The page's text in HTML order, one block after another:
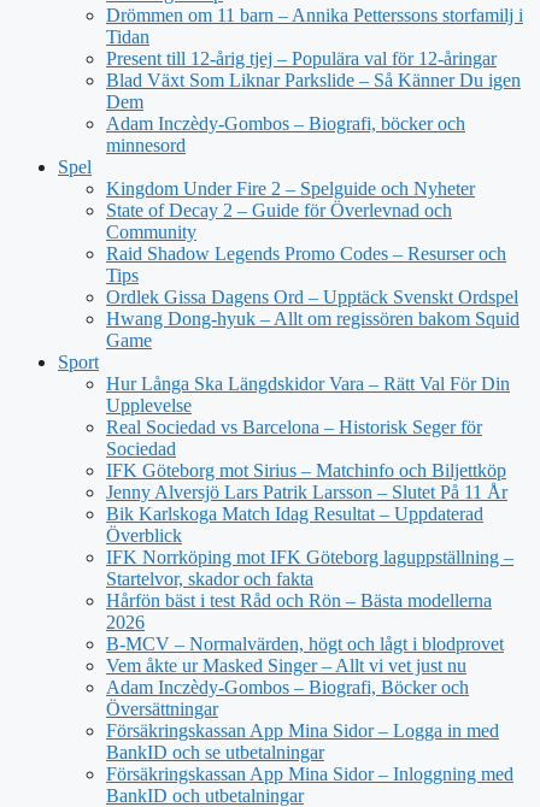
Drömmen om 11 barn – Annika Petterssons storfamilj i
Tidan
Present till 12-årig tjej – Populära val för 12-åringar
Blad Växt Som Liknar Parkslide – Så Känner Du igen
Dem
Adam Inczèdy-Gombos – Biografi, böcker och
minnesord
Spel
Kingdom Under Fire 2 – Spelguide och Nyheter
State of Decay 2 – Guide för Överlevnad och
Community
Raid Shadow Legends Promo Codes – Resurser och
Tips
Ordlek Gissa Dagens Ord – Upptäck Svenskt Ordspel
Hwang Dong-hyuk – Allt om regissören bakom Squid
Game
Sport
Hur Långa Ska Längdskidor Vara – Rätt Val För Din
Upplevelse
Real Sociedad vs Barcelona – Historisk Seger för
Sociedad
IFK Göteborg mot Sirius – Matchinfo och Biljettköp
Jenny Alversjö Lars Patrik Larsson – Slutet På 11 År
Bik Karlskoga Match Idag Resultat – Uppdaterad
Överblick
IFK Norrköping mot IFK Göteborg laguppställning –
Startelvor, skador och fakta
Hårfön bäst i test Råd och Rön – Bästa modellerna
2026
B-MCV – Normalvärden, högt och lågt i blodprovet
Vem åkte ur Masked Singer – Allt vi vet just nu
Adam Inczèdy-Gombos – Biografi, Böcker och
Översättningar
Försäkringskassan App Mina Sidor – Logga in med
BankID och se utbetalningar
Försäkringskassan App Mina Sidor – Inloggning med
BankID och utbetalningar